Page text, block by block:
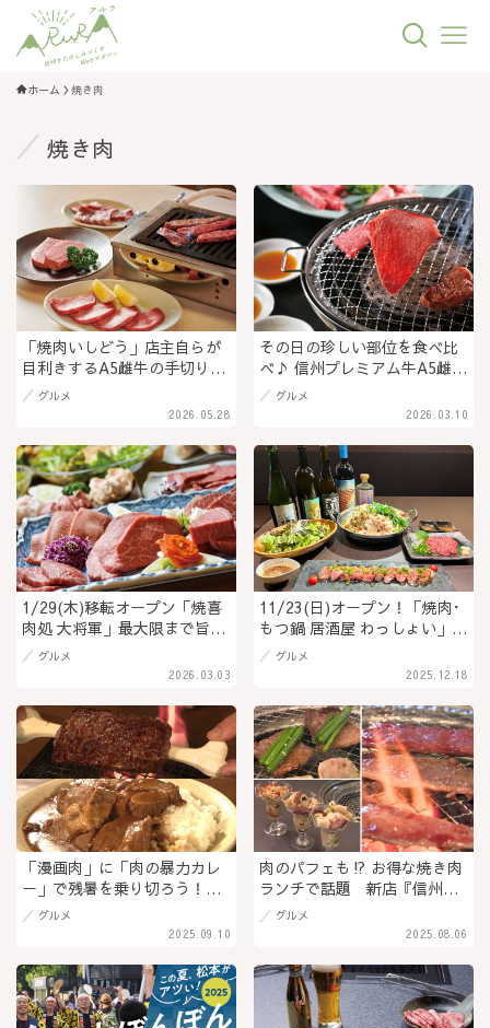
ホーム 焼き肉
焼き肉
「焼肉いしどう」店主自らが
目利きするA5雌牛の手切り肉
が魅力！上越市の名店「慶
州」系列店が長野駅前に初進
2026.05.28
グルメ
その日の珍しい部位を食べ比
べ♪ 信州プレミアム牛A5雌牛
を一頭買い！ワンランク上の
肉が味わえる「焼肉 海州 南松
県松本市
2026.03.10
グルメ
1/29(木)移転オープン「焼喜
肉処 大将軍」最大限まで旨味
を引き出した熟成肉を焼き肉
で！和牛の炙り刺し身や一品
2026.03.03
グルメ
11/23(日)オープン！「焼肉･
もつ鍋 居酒屋 わっしょい」信
州プレミアム牛の焼肉と本店
直伝の白だしスープのもつ鍋
に長野初出店！＠長野県長野
市
2025.12.18
グルメ
「漫画肉」に「肉の暴力カレ
ー」で残暑を乗り切ろう！
『継続は肉なり』の豪快肉グ
ルメを堪能＠長野県東御市
2025.09.10
グルメ
肉のパフェも⁉ お得な焼き肉
ランチで話題 新店『信州焼
肉ナガノニクサブロウ』でス
タミナチャージ＠長野県長野
2025.08.06
グルメ